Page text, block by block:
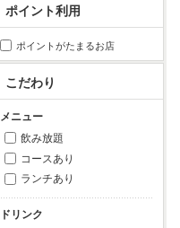
ポイント利用
ポイントがたまるお店
こだわり
メニュー
飲み放題
コースあり
ランチあり
ドリンク